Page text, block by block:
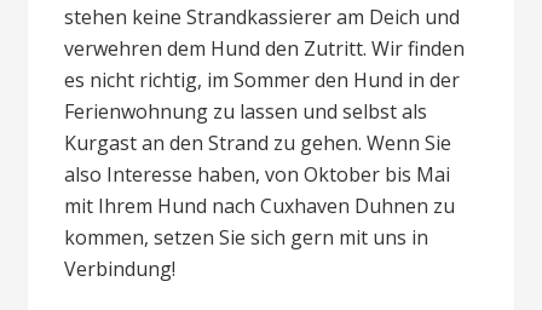
stehen keine Strandkassierer am Deich und
verwehren dem Hund den Zutritt. Wir finden
es nicht richtig, im Sommer den Hund in der
Ferienwohnung zu lassen und selbst als
Kurgast an den Strand zu gehen. Wenn Sie
also Interesse haben, von Oktober bis Mai
mit Ihrem Hund nach Cuxhaven Duhnen zu
kommen, setzen Sie sich gern mit uns in
Verbindung!